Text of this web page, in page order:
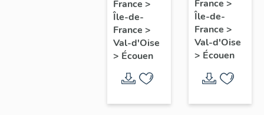
baie 2 :
scènes
de la
Passion,
avec
donatrices
France >
Île-de-
France >
Val-d'Oise
> Écouen
baie 6 :
Pietà et
donateurs
France >
Île-de-
France >
Val-d'Oise
> Écouen